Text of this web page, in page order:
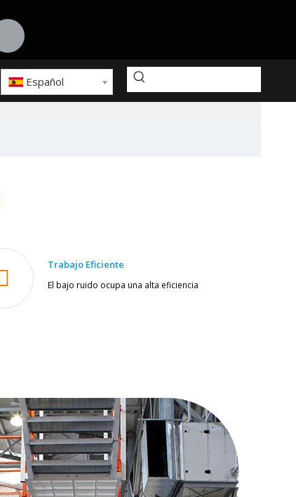
Español
Trabajo Eficiente
El bajo ruido ocupa una alta eficiencia